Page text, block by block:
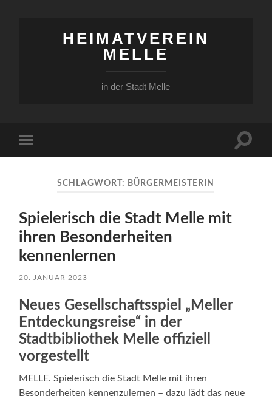
HEIMATVEREIN
MELLE
in der Stadt Melle
Menü
SCHLAGWORT: BÜRGERMEISTERIN
Spielerisch die Stadt Melle mit
ihren Besonderheiten
kennenlernen
20. JANUAR 2023
Neues Gesellschaftsspiel „Meller
Entdeckungsreise“ in der
Stadtbibliothek Melle offiziell
vorgestellt
MELLE. Spielerisch die Stadt Melle mit ihren
Besonderheiten kennenzulernen – dazu lädt das neue